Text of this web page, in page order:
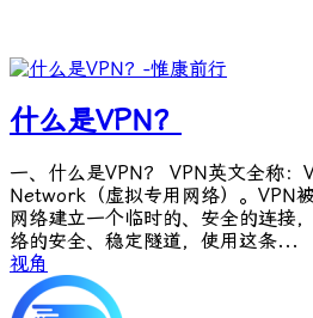
什么是VPN？
一、什么是VPN？ VPN英文全称
Network（虚拟专用网络）。VPN
网络建立一个临时的、安全的连接
络的安全、稳定隧道，使用这条...
视角